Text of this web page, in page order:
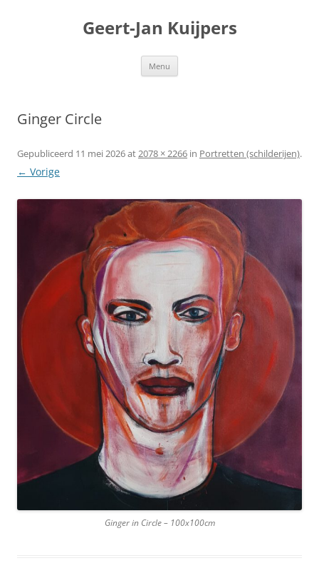
Geert-Jan Kuijpers
Menu
Ginger Circle
Gepubliceerd 11 mei 2026at2078 × 2266 in Portretten (schilderijen).
← Vorige
Ginger in Circle – 100x100cm